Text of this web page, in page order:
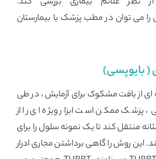
می توان در مطب پزشک یا بیمارستان
( بایوپسی)
ای از بافت مشکوک برای آزمایش ، در طی
پزشک ممکن است ابزار ویژه ای را از
منتقل کند تا یک نمونه سلول را برای
این روش را گاهی برداشتن مجاری ادرار